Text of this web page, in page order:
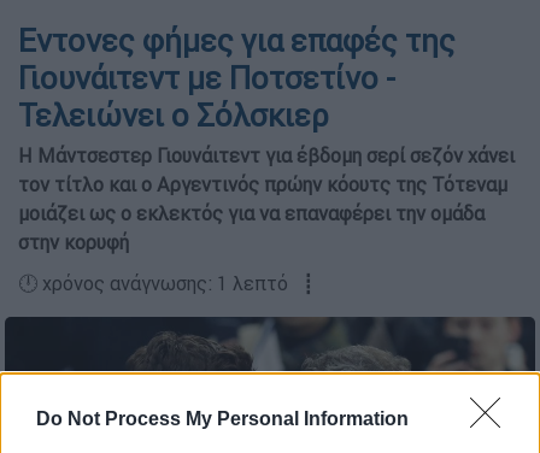
Do Not Process My Personal Information
Εντονες φήμες για επαφές της
Γιουνάιτεντ με Ποτσετίνο -
Τελειώνει ο Σόλσκιερ
Η Μάντσεστερ Γιουνάιτεντ για έβδομη σερί σεζόν χάνει
τον τίτλο και ο Αργεντινός πρώην κόουτς της Τότεναμ
μοιάζει ως ο εκλεκτός για να επαναφέρει την ομάδα
στην κορυφή
🕛 χρόνος ανάγνωσης: 1 λεπτό ┋